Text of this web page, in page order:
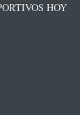
HOY